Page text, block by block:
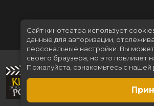
Сайт кинотеатра использует
данные для авторизации,
персональные настройки. Вы
своего браузера, но это повлияет
Пожалуйста, ознакомьтесь с нашей